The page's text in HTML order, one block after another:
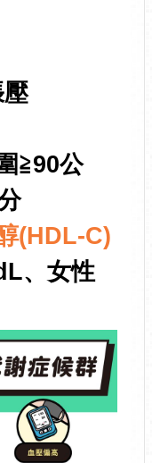
≧90公
(HDL-C)
、女性